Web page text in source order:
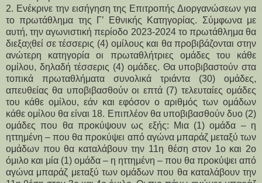
2. Ενέκρινε την εισήγηση της Επιτροπής Διοργανώσεων για
το πρωτάθλημα της Γ’ Εθνικής Κατηγορίας. Σύμφωνα με
αυτή, την αγωνιστική περίοδο 2023-2024 το πρωτάθλημα θα
διεξαχθεί σε τέσσερις (4) ομίλους και θα προβιβάζονται στην
ανώτερη κατηγορία οι πρωταθλήτριες ομάδες του κάθε
ομίλου, δηλαδή τέσσερις (4) ομάδες. Θα υποβιβαστούν στα
τοπικά πρωταθλήματα συνολικά τριάντα (30) ομάδες,
απευθείας θα υποβιβασθούν οι επτά (7) τελευταίες ομάδες
του κάθε ομίλου, εάν και εφόσον ο αριθμός των ομάδων
κάθε ομίλου θα είναι 18. Επιπλέον θα υποβιβασθούν δυο (2)
ομάδες που θα προκύψουν ως εξής: Μια (1) ομάδα – η
ηττημένη – που θα προκύψει από αγώνα μπαράζ μεταξύ των
ομάδων που θα καταλάβουν την 11η θέση στον 1ο και 2ο
όμιλο και μία (1) ομάδα – η ηττημένη – που θα προκύψει από
αγώνα μπαράζ μεταξύ των ομάδων που θα καταλάβουν την